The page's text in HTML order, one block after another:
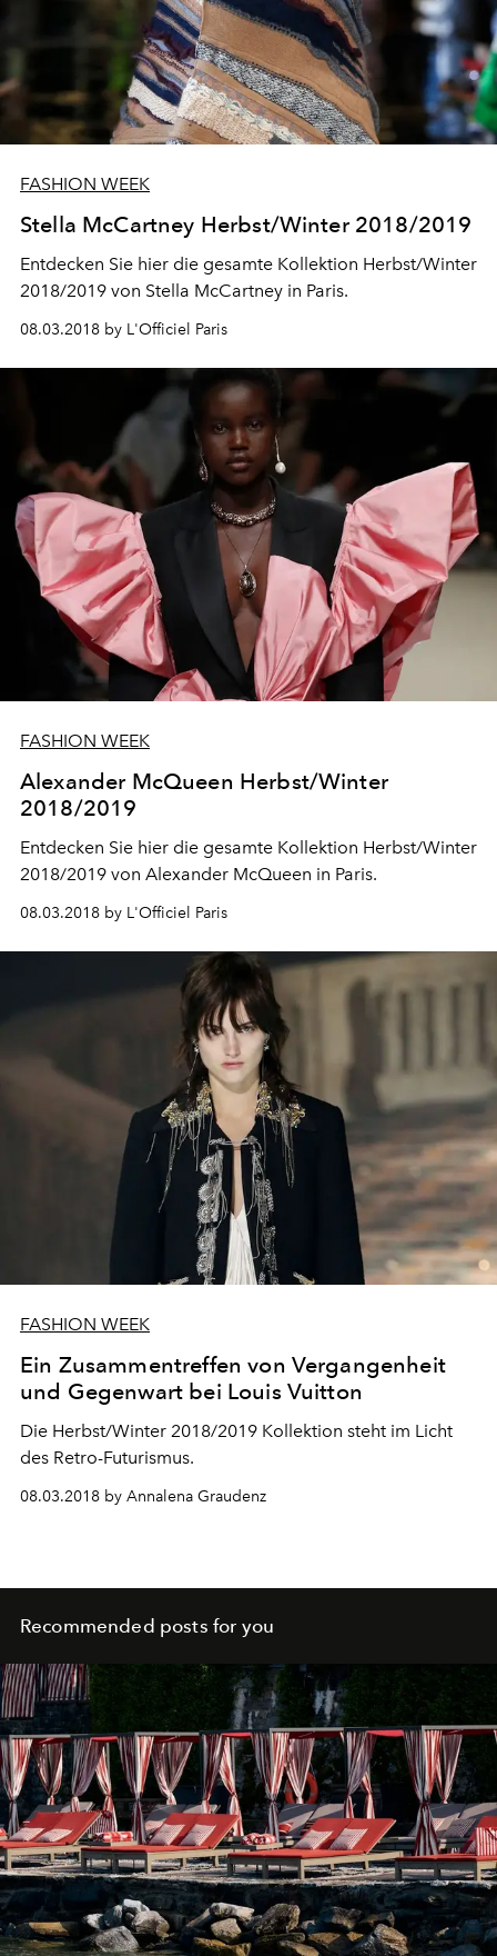
FASHION WEEK
Stella McCartney Herbst/Winter 2018/2019
Entdecken Sie hier die gesamte Kollektion Herbst/Winter
2018/2019 von Stella McCartney in Paris.
08.03.2018 by L'Officiel Paris
FASHION WEEK
Alexander McQueen Herbst/Winter
2018/2019
Entdecken Sie hier die gesamte Kollektion Herbst/Winter
2018/2019 von Alexander McQueen in Paris.
08.03.2018 by L'Officiel Paris
FASHION WEEK
Ein Zusammentreffen von Vergangenheit
und Gegenwart bei Louis Vuitton
Die Herbst/Winter 2018/2019 Kollektion steht im Licht
des Retro-Futurismus.
08.03.2018 by Annalena Graudenz
Recommended posts for you